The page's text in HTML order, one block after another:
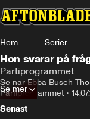
Hem Serier
Hon svarar på
Partiprogrammet
Se när Ebba Busch
Partiprogrammet •
Se mer
Senast